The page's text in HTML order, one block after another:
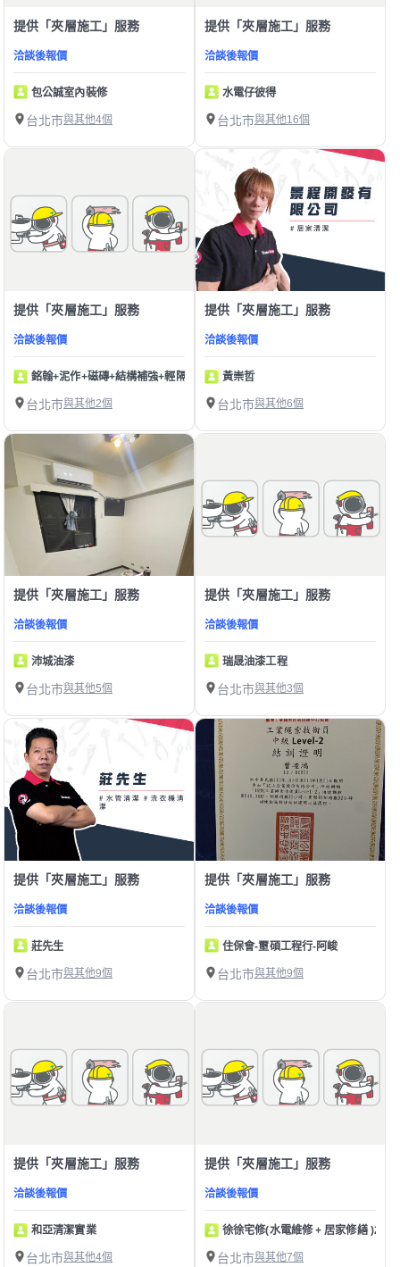
提供「夾層施工」服務
洽談後報價
包公誠室內裝修
台北市與其他4個
提供「夾層施工」服務
洽談後報價
水電仔彼得
台北市與其他16個
提供「夾層施工」服務
洽談後報價
銘翰+泥作+磁磚+結構補強+輕隔間+防水+水電師傅
台北市與其他2個
提供「夾層施工」服務
洽談後報價
黃崇哲
台北市與其他6個
提供「夾層施工」服務
洽談後報價
沛城油漆
台北市與其他5個
提供「夾層施工」服務
洽談後報價
瑞晟油漆工程
台北市與其他3個
提供「夾層施工」服務
洽談後報價
莊先生
台北市與其他9個
提供「夾層施工」服務
洽談後報價
住保會-壐碩工程行-阿峻
台北市與其他9個
提供「夾層施工」服務
洽談後報價
和亞清潔實業
台北市與其他4個
提供「夾層施工」服務
洽談後報價
徐徐宅修(水電維修 + 居家修繕
台北市與其他7個